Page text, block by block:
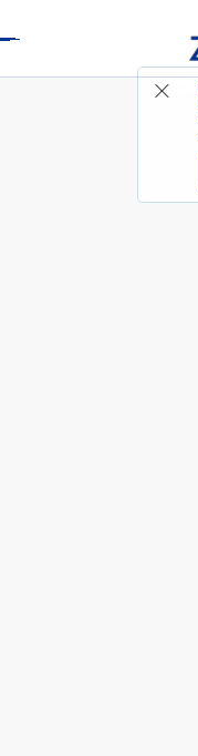
デファイ スカイライン